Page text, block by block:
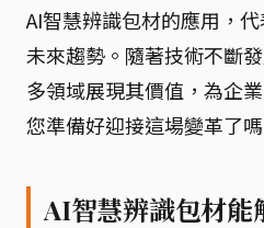
AI智慧辨識包材的應用，
未來趨勢。隨著技術不斷
多領域展現其價值，為企
您準備好迎接這場變革了嗎
AI智慧辨識包材能